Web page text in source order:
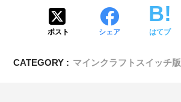
ポスト シェア はてブ
CATEGORY : マインクラフトスイッチ版